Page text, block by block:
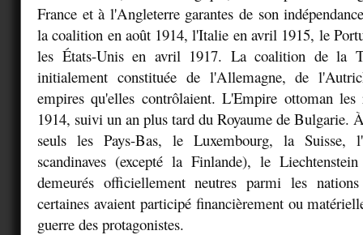
France et à l'Angleterre garantes de son
la coalition en août 1914, l'Italie en avril 1915, le
les États-Unis en avril 1917. La coalition de la
initialement constituée de l'Allemagne, de
empires qu'elles contrôlaient. L'Empire ottoman
1914, suivi un an plus tard du Royaume de Bulgarie.
seuls les Pays-Bas, le Luxembourg, la Suisse,
scandinaves (excepté la Finlande), le
demeurés officiellement neutres parmi les nations
certaines avaient participé financièrement ou
guerre des protagonistes.